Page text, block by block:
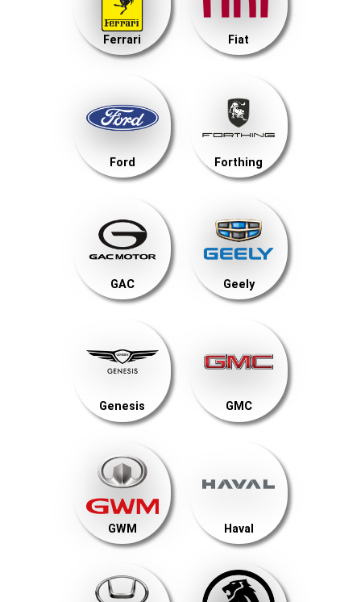
Ferrari Fiat
Ford Forthing
GAC Geely
Genesis GMC
GWM Haval